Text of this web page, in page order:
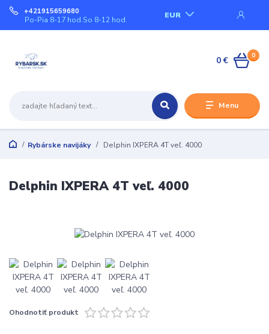
Menu
EUR
+421915659680
Po-Pia 8-17 hod.So 8-12 hod.
0
0 €
Rybárske navijáky Delphin IXPERA 4T veľ. 4000
Delphin IXPERA 4T veľ. 4000
Ohodnotiť produkt